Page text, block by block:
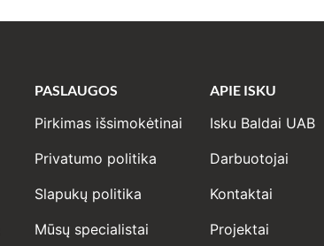
PASLAUGOS
Pirkimas išsimokėtinai
Privatumo politika
Slapukų politika
Mūsų specialistai
APIE ISKU
Isku Baldai UAB
Darbuotojai
Kontaktai
Projektai